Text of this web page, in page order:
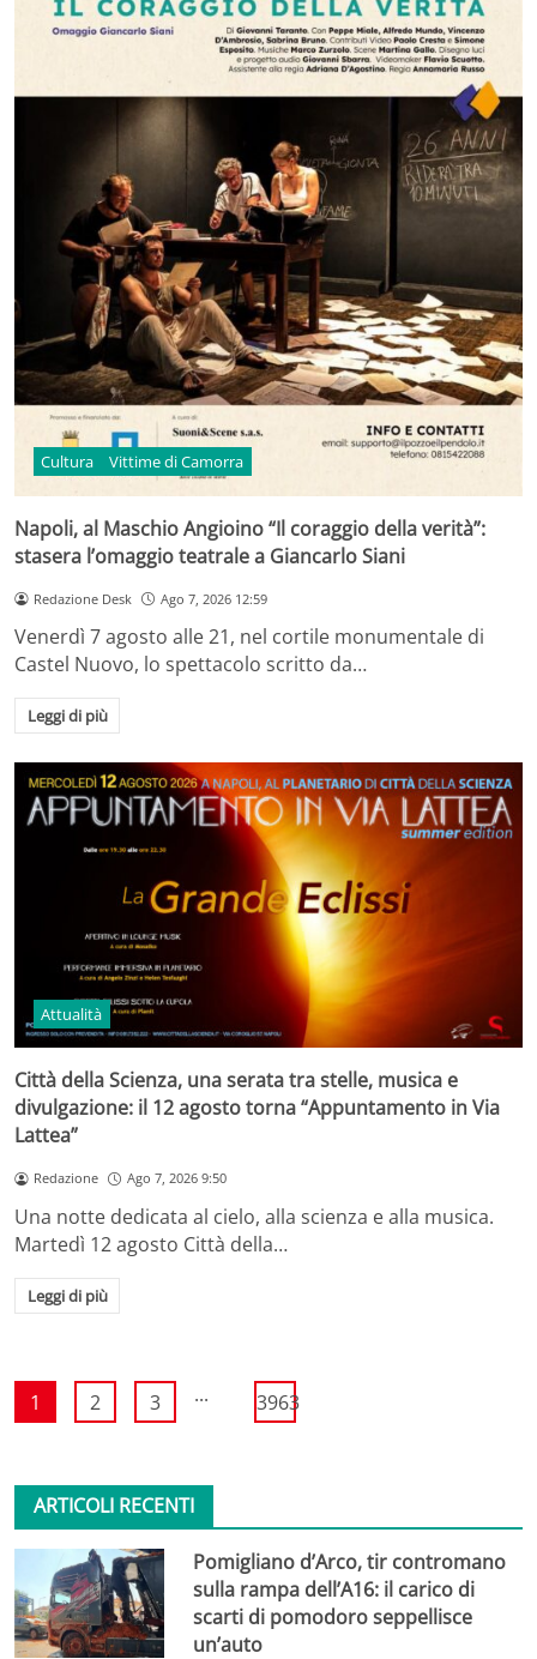
Cultura Vittime di Camorra
Napoli, al Maschio Angioino “Il coraggio della verità”:
stasera l’omaggio teatrale a Giancarlo Siani
Redazione Desk Ago 7, 2026 12:59
Venerdì 7 agosto alle 21, nel cortile monumentale di
Castel Nuovo, lo spettacolo scritto da…
Leggi di più
Attualità
Città della Scienza, una serata tra stelle, musica e
divulgazione: il 12 agosto torna “Appuntamento in Via
Lattea”
Redazione Ago 7, 2026 9:50
Una notte dedicata al cielo, alla scienza e alla musica.
Martedì 12 agosto Città della…
Leggi di più
1 2 3 ... 3963
ARTICOLI RECENTI
Pomigliano d’Arco, tir contromano
sulla rampa dell’A16: il carico di
scarti di pomodoro seppellisce
un’auto